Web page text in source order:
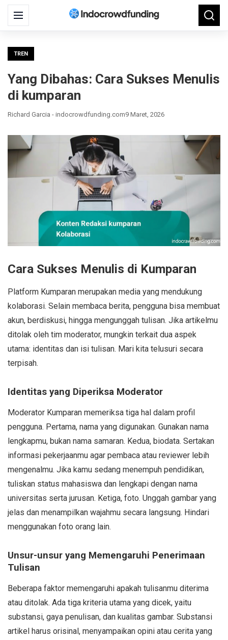
Menu
Search
for:
TREN
Yang Dibahas: Cara Sukses Menulis
di kumparan
Richard Garcia - indocrowdfunding.com9 Maret, 2026
Cara Sukses Menulis di Kumparan
Platform Kumparan merupakan media yang mendukung
kolaborasi. Selain membaca berita, pengguna bisa membuat
akun, berdiskusi, hingga mengunggah tulisan. Jika artikelmu
ditolak oleh tim moderator, mungkin terkait dua aspek
utama: identitas dan isi tulisan. Mari kita telusuri secara
terpisah.
Identitas yang Diperiksa Moderator
Moderator Kumparan memeriksa tiga hal dalam profil
pengguna. Pertama, nama yang digunakan. Gunakan nama
lengkapmu, bukan nama samaran. Kedua, biodata. Sertakan
informasi pekerjaanmu agar pembaca atau reviewer lebih
mengenalmu. Jika kamu sedang menempuh pendidikan,
tuliskan status mahasiswa dan lengkapi dengan nama
universitas serta jurusan. Ketiga, foto. Unggah gambar yang
jelas dan menampilkan wajahmu secara langsung. Hindari
menggunakan foto orang lain.
Unsur-unsur yang Memengaruhi Penerimaan
Tulisan
Beberapa faktor memengaruhi apakah tulisanmu diterima
atau ditolak. Ada tiga kriteria utama yang dicek, yaitu
substansi, gaya penulisan, dan kualitas gambar. Substansi
artikel harus orisinal, menyampaikan opini atau cerita yang